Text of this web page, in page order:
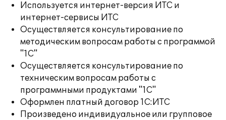
Используется интернет-версия ИТС и
интернет-сервисы ИТС
Осуществляется консультирование по
методическим вопросам работы с программой
"1С"
Осуществляется консультирование по
техническим вопросам работы с
программными продуктами "1С"
Оформлен платный договор 1С:ИТС
Произведено индивидуальное или групповое